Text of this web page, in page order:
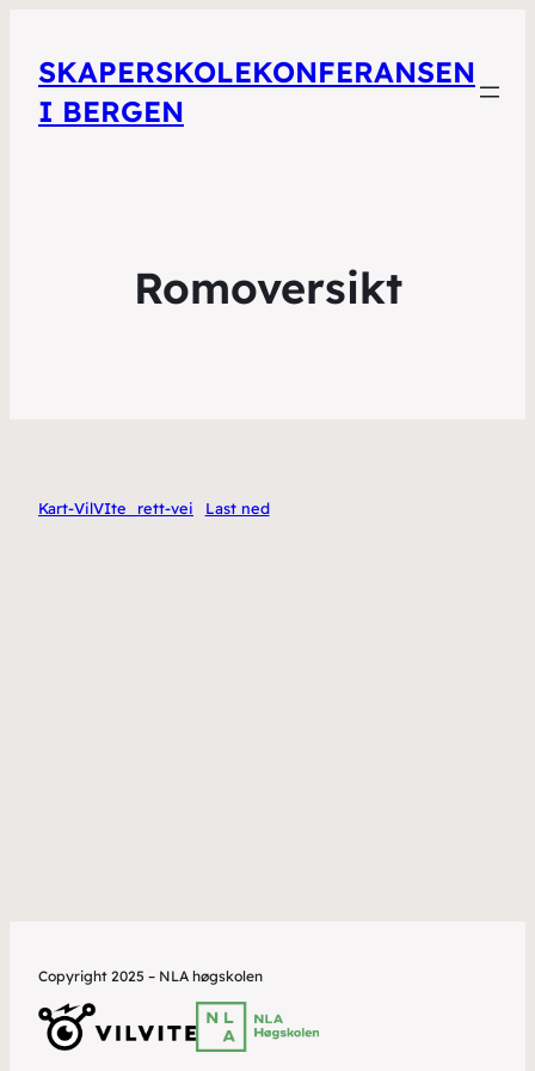
SKAPERSKOLEKONFERANSEN
I BERGEN
Romoversikt
Kart-VilVIte_rett-vei Last ned
Copyright 2025 – NLA høgskolen